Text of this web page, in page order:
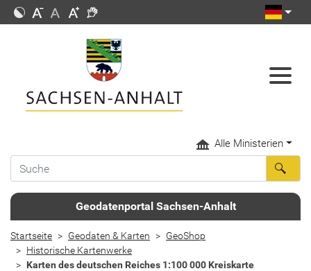
Alle Ministerien
Geodatenportal Sachsen-Anhalt
Startseite Geodaten & Karten
GeoShop
Historische Kartenwerke
Karten des deutschen Reiches 1:100 000 Kreiskarte